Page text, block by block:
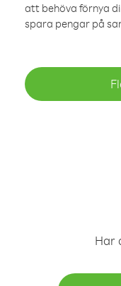
att behöva förnya
spara pengar på
Har